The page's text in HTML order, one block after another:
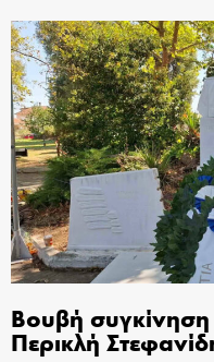
Βουβή συγκίνηση
Περικλή